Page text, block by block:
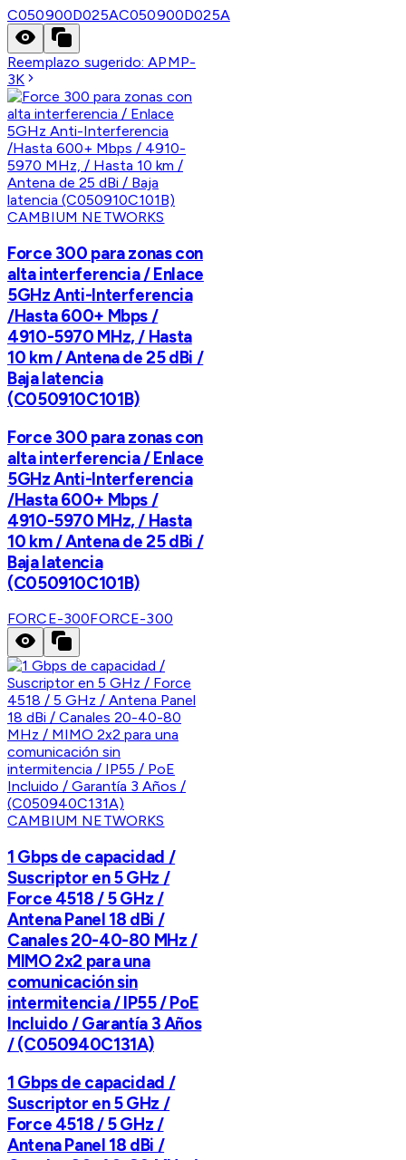
C050900D025AC050900D025A
Reemplazo sugerido:APMP-
3K
CAMBIUM NETWORKS
Force 300 para zonas con
alta interferencia / Enlace
5GHz Anti-Interferencia
/Hasta 600+ Mbps /
4910-5970 MHz, / Hasta
10 km / Antena de 25 dBi /
Baja latencia
(C050910C101B)
Force 300 para zonas con
alta interferencia / Enlace
5GHz Anti-Interferencia
/Hasta 600+ Mbps /
4910-5970 MHz, / Hasta
10 km / Antena de 25 dBi /
Baja latencia
(C050910C101B)
FORCE-300FORCE-300
CAMBIUM NETWORKS
1 Gbps de capacidad /
Suscriptor en 5 GHz /
Force 4518 / 5 GHz /
Antena Panel 18 dBi /
Canales 20-40-80 MHz /
MIMO 2x2 para una
comunicación sin
intermitencia / IP55 / PoE
Incluido / Garantía 3 Años
/ (C050940C131A)
1 Gbps de capacidad /
Suscriptor en 5 GHz /
Force 4518 / 5 GHz /
Antena Panel 18 dBi /